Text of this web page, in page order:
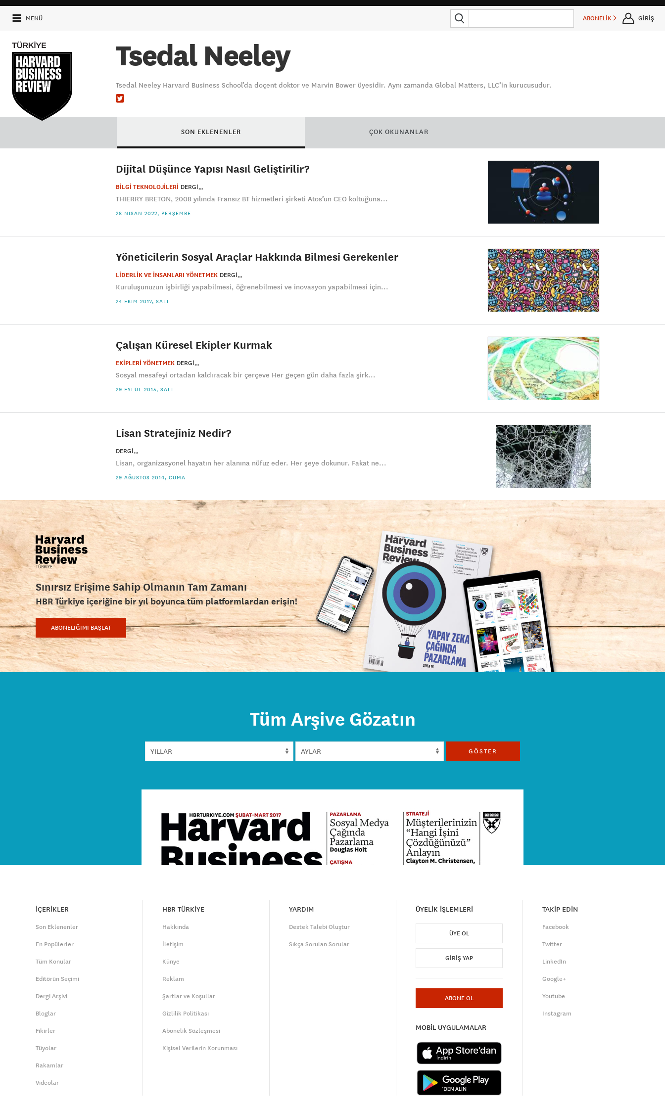
MENÜ ABONELİK GİRİŞ
Tsedal Neeley
Tsedal Neeley Harvard Business School’da doçent doktor ve Marvin Bower üyesidir. Aynı zamanda Global Matters, LLC’in kurucusudur.
SON EKLENENLER ÇOK OKUNANLAR
Dijital Düşünce Yapısı Nasıl Geliştirilir?
BİLGİ TEKNOLOJİLERİ DERGI
THIERRY BRETON, 2008 yılında Fransız BT hizmetleri şirketi Atos’un CEO koltuğuna...
28 NISAN 2022, PERŞEMBE
Yöneticilerin Sosyal Araçlar Hakkında Bilmesi Gerekenler
LİDERLİK VE İNSANLARI YÖNETMEK DERGI
Kuruluşunuzun işbirliği yapabilmesi, öğrenebilmesi ve inovasyon yapabilmesi için...
24 EKIM 2017, SALI
Çalışan Küresel Ekipler Kurmak
EKİPLERİ YÖNETMEK DERGI
Sosyal mesafeyi ortadan kaldıracak bir çerçeve Her geçen gün daha fazla şirk...
29 EYLÜL 2015, SALI
Lisan Stratejiniz Nedir?
DERGI
Lisan, organizasyonel hayatın her alanına nüfuz eder. Her şeye dokunur. Fakat ne...
29 AĞUSTOS 2014, CUMA
Sınırsız Erişime Sahip Olmanın Tam Zamanı
HBR Türkiye içeriğine bir yıl boyunca tüm platformlardan erişin!
ABONELİĞİMİ BAŞLAT
Tüm Arşive Gözatın
GÖSTER
İÇERİKLER
Son Eklenenler
En Popülerler
Tüm Konular
Editörün Seçimi
Dergi Arşivi
Bloglar
Fikirler
Tüyolar
Rakamlar
Videolar
HBR TÜRKİYE
Hakkında
İletişim
Künye
Reklam
Şartlar ve Koşullar
Gizlilik Politikası
Abonelik Sözleşmesi
Kişisel Verilerin Korunması
YARDIM
Destek Talebi Oluştur
Sıkça Sorulan Sorular
ÜYELİK İŞLEMLERİ
ÜYE OL
GIRIŞ YAP
ABONE OL
MOBİL UYGULAMALAR
TAKİP EDİN
Facebook
Twitter
LinkedIn
Google+
Youtube
Instagram